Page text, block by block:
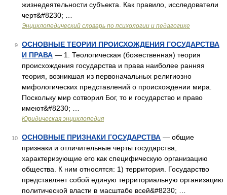
жизнедеятельности субъекта. Как правило, исследователи
черт&#8230; …
Энциклопедический словарь по психологии и педагогике
9
ОСНОВНЫЕ ТЕОРИИ ПРОИСХОЖДЕНИЯ ГОСУДАРСТВА
И ПРАВА — 1. Теологическая (божественная) теория
происхождения государства и права наиболее ранняя
теория, возникшая из первоначальных религиозно
мифологических представлений о происхождении мира.
Поскольку мир сотворил Бог, то и государство и право
имеют&#8230; …
Юридическая энциклопедия
10 ОСНОВНЫЕ ПРИЗНАКИ ГОСУДАРСТВА — общие
признаки и отличительные черты государства,
характеризующие его как специфическую организацию
общества. К ним относятся: 1) территория. Государство
представляет собой единую территориальную организацию
политической власти в масштабе всей&#8230; …